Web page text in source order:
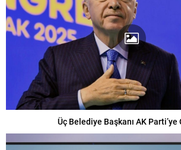
Üç Belediye Başkanı AK Parti’ye